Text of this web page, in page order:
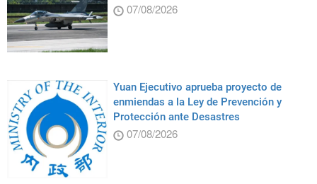
07/08/2026
Yuan Ejecutivo aprueba proyecto de
enmiendas a la Ley de Prevención y
Protección ante Desastres
07/08/2026